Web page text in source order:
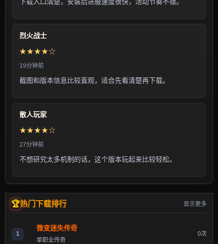
烈火战士
★★★★☆
19分钟前
截图和版本信息比较直观，适合先看清楚再下载。
散人玩家
★★★★☆
27分钟前
不想研究太多机制的话，这个版本玩起来比较轻松。
热门下载排行 显示更多
1
微变迷失传奇
单职业传奇
0次